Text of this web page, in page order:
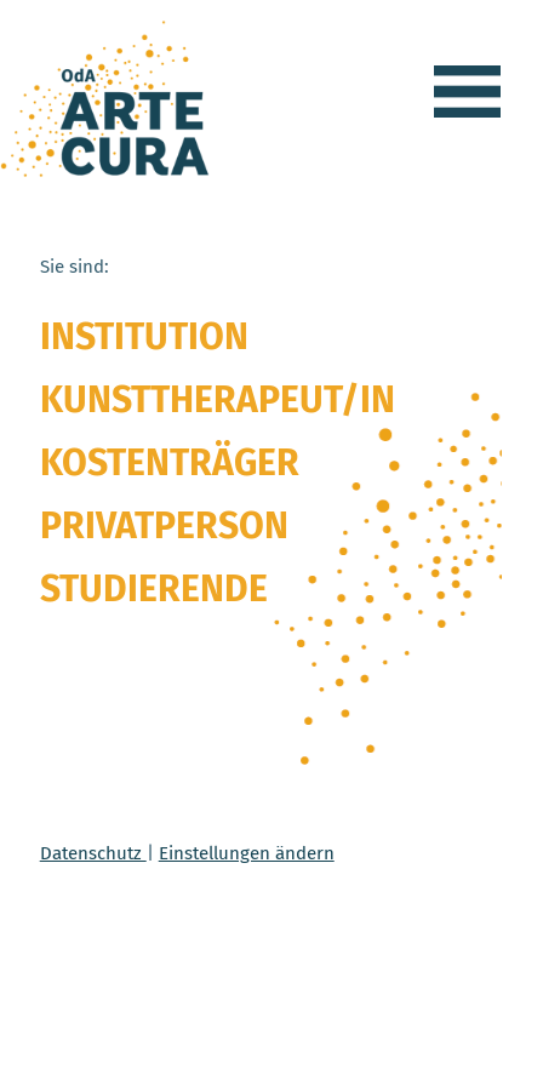
Sie sind:
INSTITUTION
KUNSTTHERAPEUT/IN
KOSTENTRÄGER
PRIVATPERSON
STUDIERENDE
Datenschutz Einstellungen ändern